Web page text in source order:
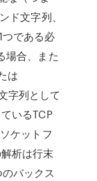
ド文字列、
である必
場合、また
は
字列として
いるTCP
ケットフ
析は行末
バックス